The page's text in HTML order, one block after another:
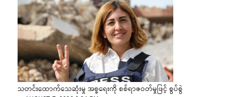
သတင်းထောက်သေဆုံးမှု အစ္စရေးကို စစ်ရာဇဝတ်မှုဖြင့် စွပ်စွဲ